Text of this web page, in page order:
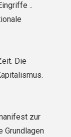
..
Die
zur
Grundlagen